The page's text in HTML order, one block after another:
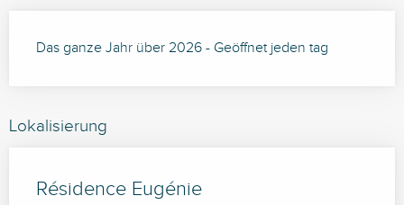
Das ganze Jahr über 2026 - Geöffnet jeden tag
Lokalisierung
Résidence Eugénie